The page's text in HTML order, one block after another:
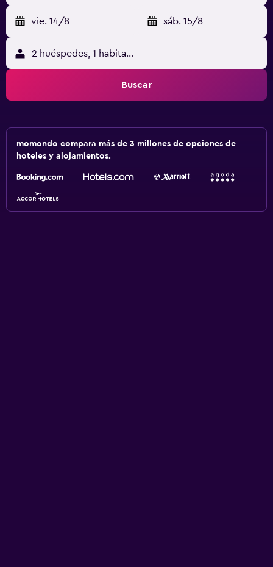
vie. 14/8 - sáb. 15/8
2 huéspedes, 1 habitación
Buscar
momondo compara más de 3 millones de opciones de
hoteles y alojamientos.